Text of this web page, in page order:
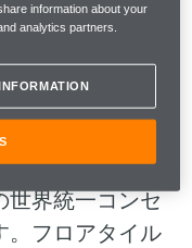
クラーレン大
クラーレンショ
世界統一コンセ
。フロアタイル
information about your
analytics partners.